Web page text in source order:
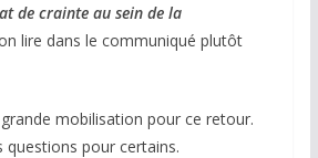
de crainte au sein de la
lire dans le communiqué plutôt
mobilisation pour ce retour.
questions pour certains.